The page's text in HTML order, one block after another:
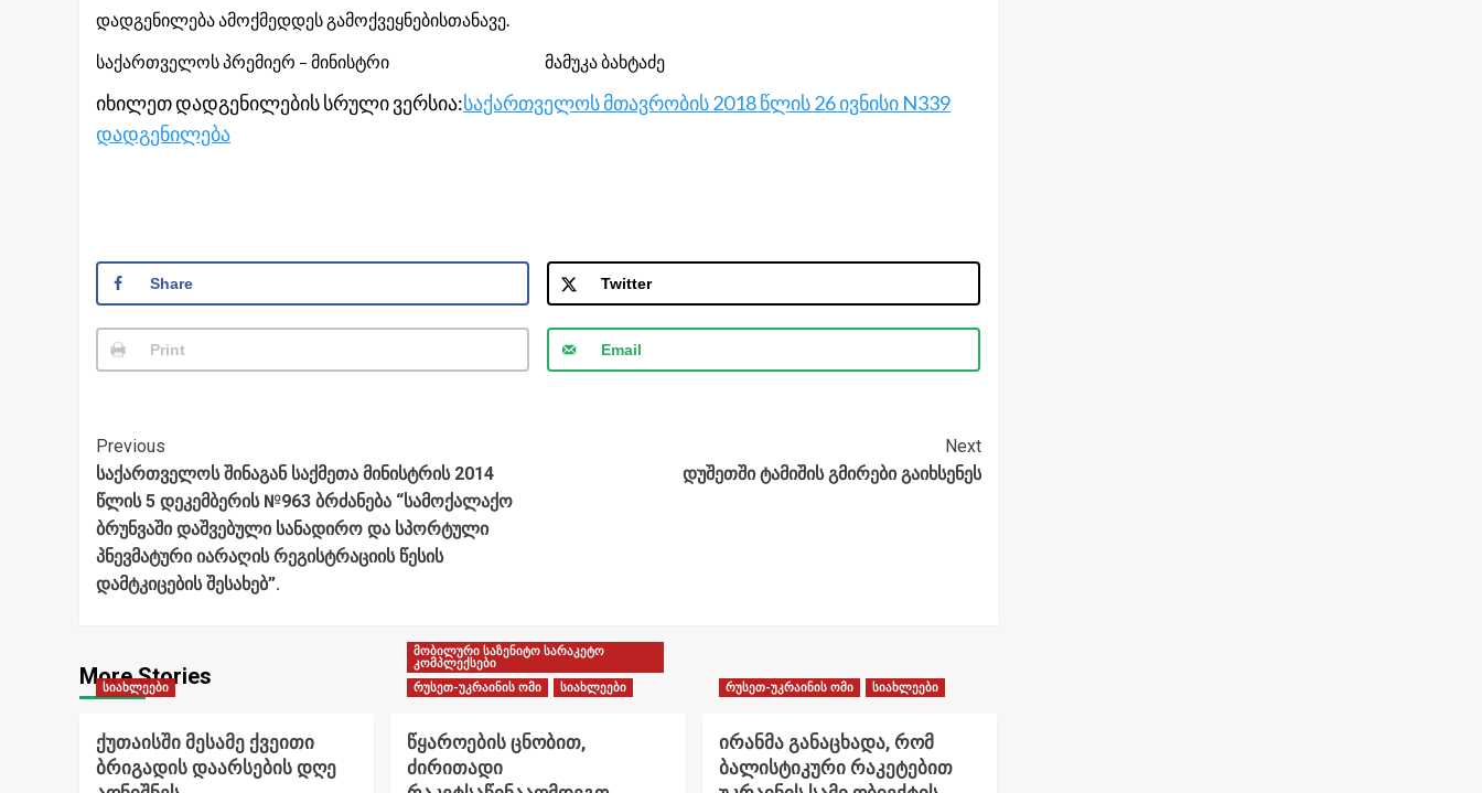
დადგენილება ამოქმედდეს გამოქვეყნებისთანავე.
საქართველოს პრემიერ – მინისტრი მამუკა ბახტაძე
იხილეთ დადგენილების სრული ვერსია:საქართველოს მთავრობის 2018 წლის 26 ივნისი N339
დადგენილება
Share Twitter
Print Email
Post
Navigation
Previous
საქართველოს შინაგან საქმეთა მინისტრის 2014
წლის 5 დეკემბერის №963 ბრძანება “სამოქალაქო
ბრუნვაში დაშვებული სანადირო და სპორტული
პნევმატური იარაღის რეგისტრაციის წესის
დამტკიცების შესახებ”.
Next
დუშეთში ტამიშის გმირები გაიხსენეს
More Stories
სიახლეები
ქუთაისში მესამე ქვეითი
ბრიგადის დაარსების დღე
მობილური საზენიტო სარაკეტო
კომპლექსები
რუსეთ-უკრაინის ომი
სიახლეები
წყაროების ცნობით,
ძირითადი
რუსეთ-უკრაინის ომი სიახლეები
ირანმა განაცხადა, რომ
ბალისტიკური რაკეტებით